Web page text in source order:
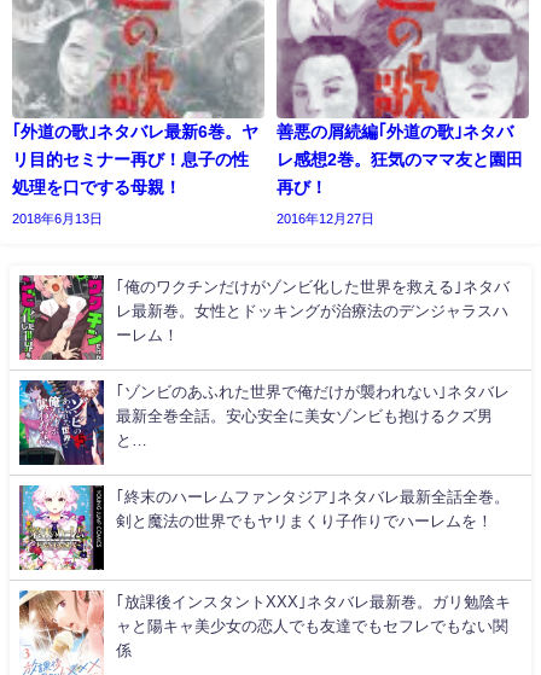
｢外道の歌｣ネタバレ最新6巻。ヤ
リ目的セミナー再び！息子の性
処理を口でする母親！
2018年6月13日
善悪の屑続編｢外道の歌｣ネタバ
レ感想2巻。狂気のママ友と園田
再び！
2016年12月27日
｢俺のワクチンだけがゾンビ化した世界を救える｣ネタバ
レ最新巻。女性とドッキングが治療法のデンジャラスハ
ーレム！
｢ゾンビのあふれた世界で俺だけが襲われない｣ネタバレ
最新全巻全話。安心安全に美女ゾンビも抱けるクズ男
と…
｢終末のハーレムファンタジア｣ネタバレ最新全話全巻。
剣と魔法の世界でもヤリまくり子作りでハーレムを！
｢放課後インスタントXXX｣ネタバレ最新巻。ガリ勉陰キ
ャと陽キャ美少女の恋人でも友達でもセフレでもない関
係